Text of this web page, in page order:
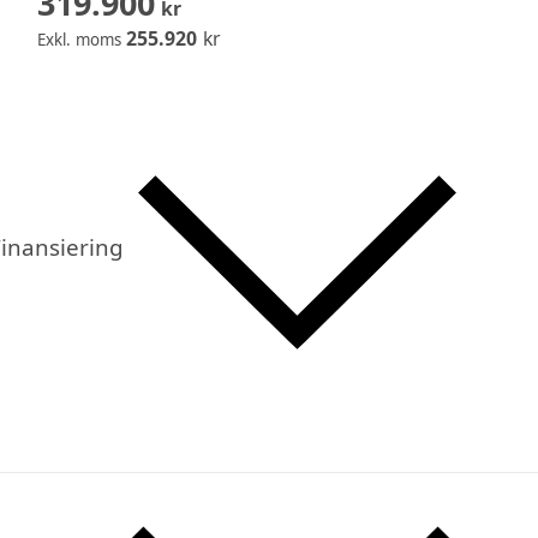
kr
Exkl. moms 255.920kr